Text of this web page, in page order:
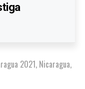
2021, Nicaragua,